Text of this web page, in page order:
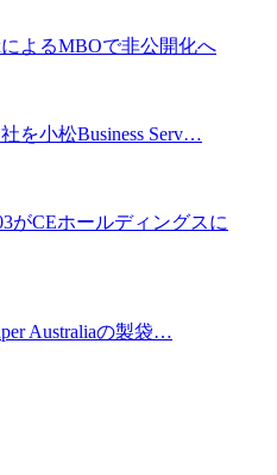
よるMBOで非公開化へ
を小松Business Serv…
がCEホールディングスに
Australiaの製袋…